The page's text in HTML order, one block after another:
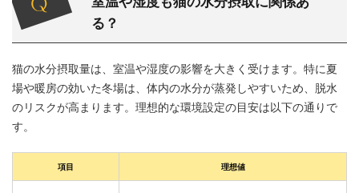
る？
猫の水分摂取量は、室温や湿度の影響を大きく受けます。特に夏
場や暖房の効いた冬場は、体内の水分が蒸発しやすいため、脱水
のリスクが高まります。理想的な環境設定の目安は以下の通りで
す。
項目 理想値